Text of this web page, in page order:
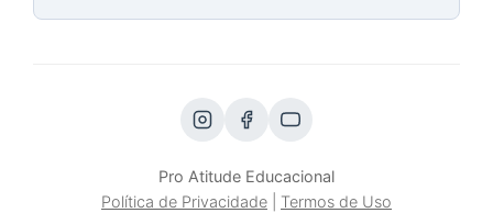
Pro Atitude Educacional
Política de Privacidade
Termos de Uso